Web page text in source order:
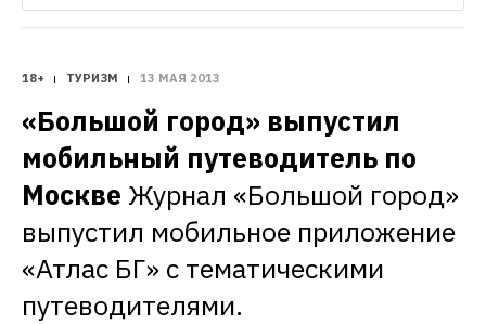
18+ ТУРИЗМ 13 МАЯ 2013
«Большой город» выпустил
мобильный путеводитель по
Москве Журнал «Большой город»
выпустил мобильное приложение
«Атлас БГ» с тематическими
путеводителями.